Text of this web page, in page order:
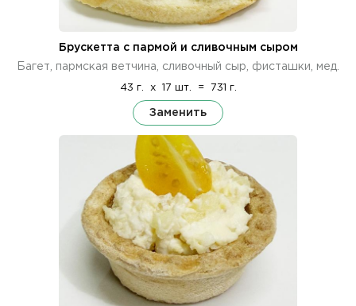
Брускетта с пармой и сливочным сыром
Багет, пармская ветчина, сливочный сыр, фисташки, мед.
43 г. x 17 шт. = 731 г.
Заменить